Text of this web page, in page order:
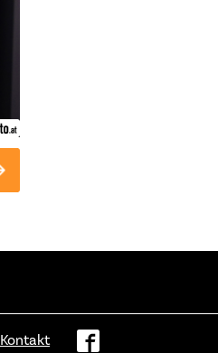
Kontakt